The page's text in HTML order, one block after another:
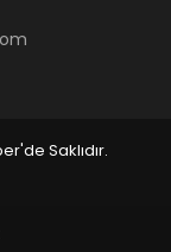
Saklıdır.